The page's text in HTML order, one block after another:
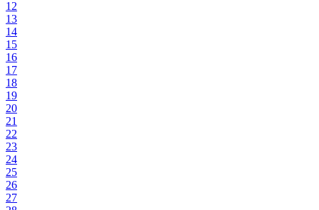
12
13
14
15
16
17
18
19
20
21
22
23
24
25
26
27